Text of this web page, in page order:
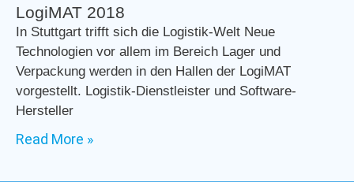
LogiMAT 2018
In Stuttgart trifft sich die Logistik-Welt Neue
Technologien vor allem im Bereich Lager und
Verpackung werden in den Hallen der LogiMAT
vorgestellt. Logistik-Dienstleister und Software-
Hersteller
Read More »